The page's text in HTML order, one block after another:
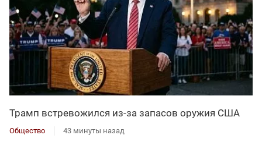
Трамп встревожился из-за запасов оружия США
Общество 43 минуты назад